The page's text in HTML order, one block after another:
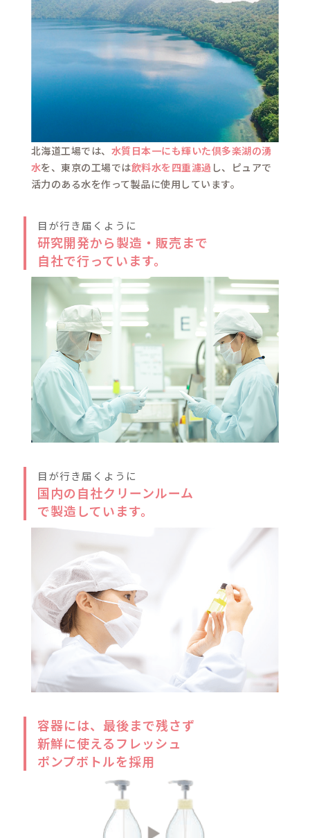
ク
毎日の習慣
洗顔後、または入浴後、手
円玉大(2～3プッシュ程度)の
やさしく全体になじませて
子が今ひとつの肌に使うとき
すらないように手のひら全体
おさえるようになじませてく
が荒れがちなときは、コッ
めしません)
その後、乳液やクリーム、
肌にとどめるために保護し
顔はもちろん、ボディの保
ます。